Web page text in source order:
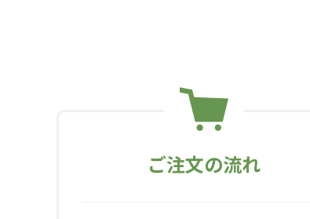
ご注文の流れ